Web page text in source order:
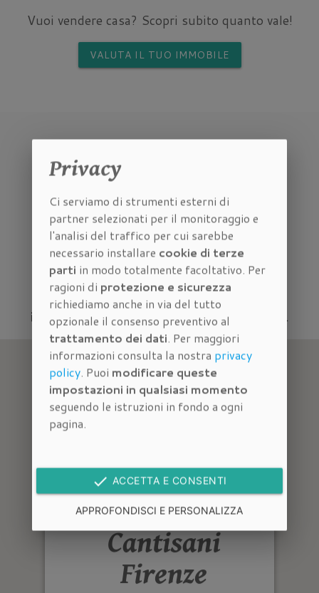
Vuoi vendere casa? Scopri subito quanto vale!
VALUTA IL TUO IMMOBILE
Dove siamo
Vieni a trovarci nella nostraagenzia
immobiliare vicino Piazza Della Vittoria .
Immobiliare
Cantisani
Firenze
Privacy
Ci serviamo di strumenti esterni di
partner selezionati per il monitoraggio e
l'analisi del traffico per cui sarebbe
necessario installare cookie di terze
parti in modo totalmente facoltativo. Per
ragioni di protezione e sicurezza
richiediamo anche in via del tutto
opzionale il consenso preventivo al
trattamento dei dati. Per maggiori
informazioni consulta la nostra privacy
policy. Puoi modificare queste
impostazioni in qualsiasi momento
seguendo le istruzioni in fondo a ogni
pagina.
done ACCETTA E CONSENTI
APPROFONDISCI E PERSONALIZZA